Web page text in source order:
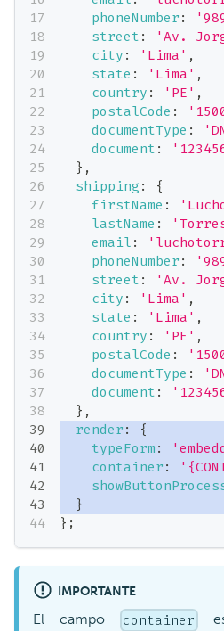
phoneNumber :
street : 'Av.
city : 'Lima' ,
state : 'Lima' ,
country : 'PE' ,
postalCode :
documentType :
document :
} ,
shipping :
{
firstName :
lastName :
email :
phoneNumber :
street : 'Av.
city : 'Lima' ,
state : 'Lima' ,
country : 'PE' ,
postalCode :
documentType :
document :
} ,
render :
{
typeForm :
container :
}
} ;
IMPORTANTE
El campo container